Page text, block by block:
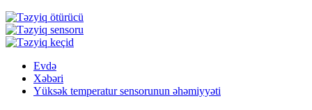
Evdə
Xəbəri
Yüksək temperatur sensorunun əhəmiyyəti